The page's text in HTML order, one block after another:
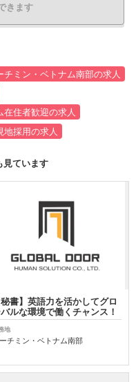
きます
チミン・ベトナム南部の求人
在住者歓迎の求人
地採用の求人
見ています
秘書】英語力を活かしてグロ
ルな環境で働くチャンス！
地
チミン・ベトナム南部